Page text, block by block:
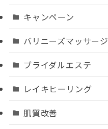
キャンペーン
バリニーズマッサージ
ブライダルエステ
レイキヒーリング
肌質改善